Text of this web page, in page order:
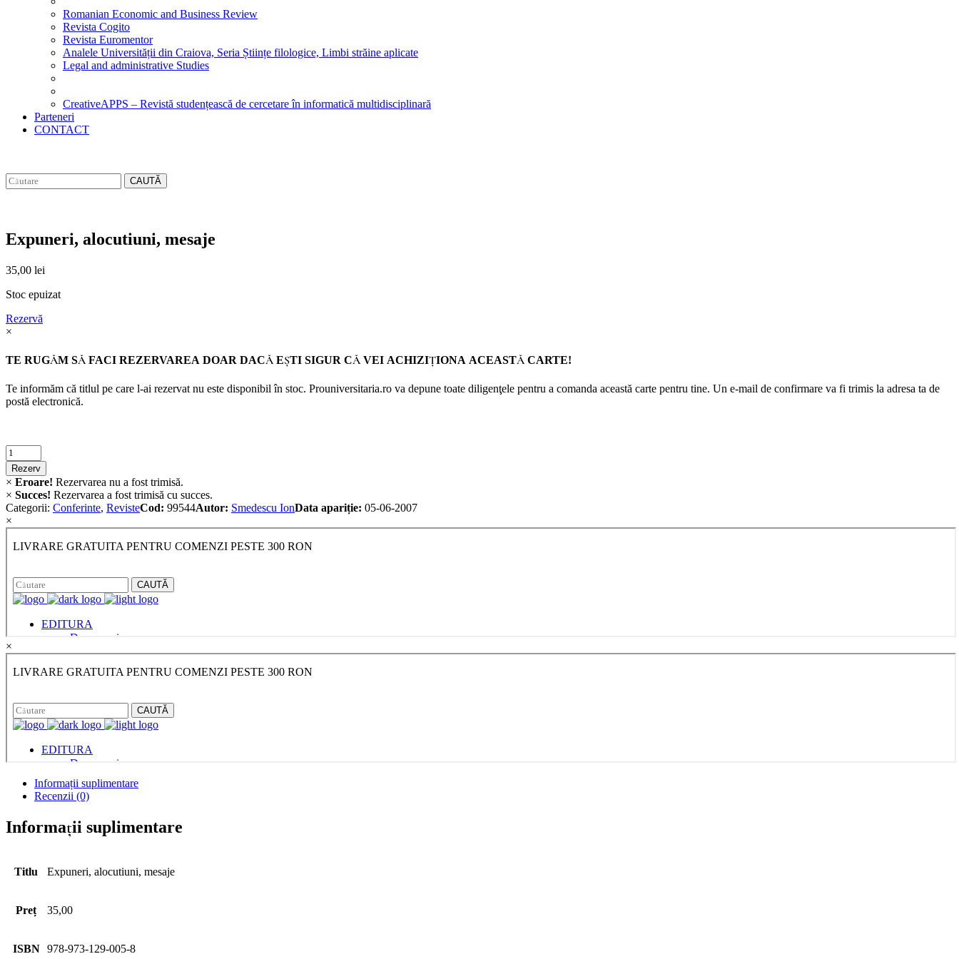
Romanian Economic and Business Review
Revista Cogito
Revista Euromentor
Analele Universității din Craiova, Seria Științe filologice, Limbi străine aplicate
Legal and administrative Studies
CreativeAPPS – Revistă studențească de cercetare în informatică multidisciplinară
Parteneri
CONTACT
CAUTĂ
Expuneri, alocutiuni, mesaje
35,00 lei
Stoc epuizat
Rezervă
×
TE RUGĂM SĂ FACI REZERVAREA DOAR DACĂ EŞTI SIGUR CĂ VEI ACHIZIŢIONA ACEASTĂ CARTE!
Te informăm că titlul pe care l-ai rezervat nu este disponibil în stoc. Prouniversitaria.ro va depune toate diligenţele pentru a comanda această carte pentru tine. Un e-mail de confirmare va fi trimis la adresa ta de
postă electronică.
Criminalistica
quantity
Rezerv
× Eroare! Rezervarea nu a fost trimisă.
× Succes! Rezervarea a fost trimisă cu succes.
Categorii: Conferinte, RevisteCod: 99544Autor: Smedescu IonData apariție: 05-06-2007
×
×
Informații suplimentare
Recenzii (0)
Informații suplimentare
Titlu Expuneri, alocutiuni, mesaje
Preț 35,00
ISBN 978-973-129-005-8